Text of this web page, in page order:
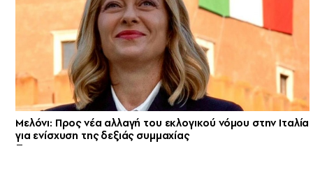
Μελόνι: Προς νέα αλλαγή του εκλογικού νόμου στην Ιταλία
για ενίσχυση της δεξιάς συμμαχίας